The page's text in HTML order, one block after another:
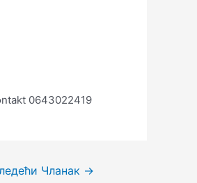
0643022419
Чланак →